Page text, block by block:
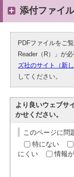
添付ファイル
PDFファイルをご
Reader（R）」が
ズ社のサイト（新
してください。
より良いウェブサ
かせください。
このページに問
特にない
にくい
情報